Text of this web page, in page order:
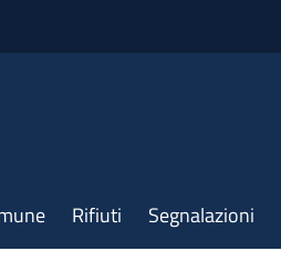
Rifiuti Segnalazioni